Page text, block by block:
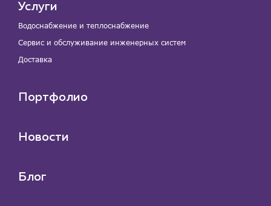
Услуги
Водоснабжение и теплоснабжение
Сервис и обслуживание инженерных систем
Доставка
Портфолио
Новости
Блог